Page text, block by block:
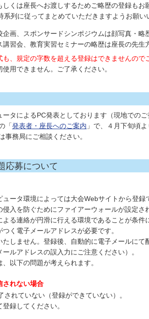
くは座長へお渡しするためご略歴の登録もお
に従ってまとめていただきますようお願い
画、スポンサードシンポジウムは顔写真・略
習会、教育実習セミナーの略歴は座長の先生
も、規定の字数を超える登録はできませんので
用できません。ご了承ください。
タによるPC発表としております（現地でのご
「発表者・座長へのご案内 」で、４月下旬頃
事務局にご相談ください。
応募について
ュータ環境によっては大会Webサイトから登
侵入を防ぐためにファイアーウォールが設定さ
る連絡が円滑に行える環境であることが条件
く電子メールアドレスが必要です。
たしません。登録後、自動的に電子メールに
ルアドレスの誤入力にご注意ください）。
以下の問題が考えられます。
れない場合
されていない（登録ができていない）。
録してください。